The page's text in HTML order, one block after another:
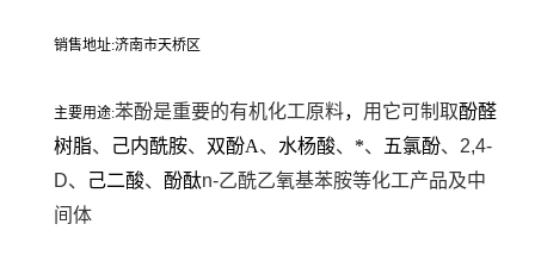
销售地址:济南市天桥区
主要用途:苯酚是重要的有机化工原料， 用它可制取酚醛
树脂、 己内酰胺、 双酚A、 水杨酸、 *、 五氯酚、2,4-
D、
己二酸、 酚酞n-乙酰乙氧基苯胺等化工产品及中
间体